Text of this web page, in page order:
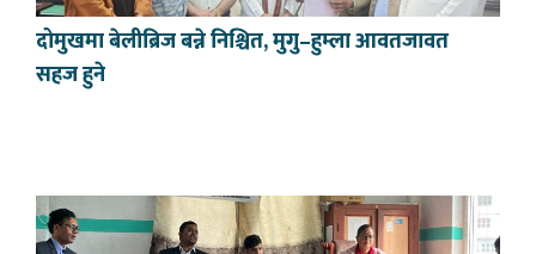
दोमुखमा बेलीब्रिज बन्ने निश्चित, मुगु–हुम्ला आवतजावत
सहज हुने